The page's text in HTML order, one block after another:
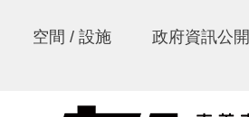
空間 / 設施 政府資訊公開